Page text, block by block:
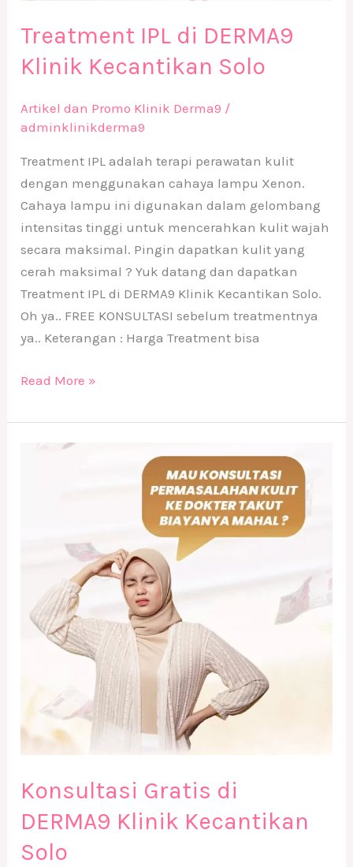
Treatment IPL di DERMA9
Klinik Kecantikan Solo
Artikel dan Promo Klinik Derma9 /
adminklinikderma9
Treatment IPL adalah terapi perawatan kulit
dengan menggunakan cahaya lampu Xenon.
Cahaya lampu ini digunakan dalam gelombang
intensitas tinggi untuk mencerahkan kulit wajah
secara maksimal. Pingin dapatkan kulit yang
cerah maksimal ? Yuk datang dan dapatkan
Treatment IPL di DERMA9 Klinik Kecantikan Solo.
Oh ya.. FREE KONSULTASI sebelum treatmentnya
ya.. Keterangan : Harga Treatment bisa
Read More »
Konsultasi Gratis di
DERMA9 Klinik Kecantikan
Solo
Konsultasi
Kecantikan